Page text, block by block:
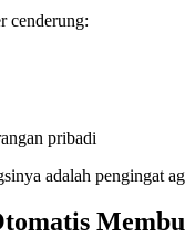
cenderung:
pribadi
adalah pengingat